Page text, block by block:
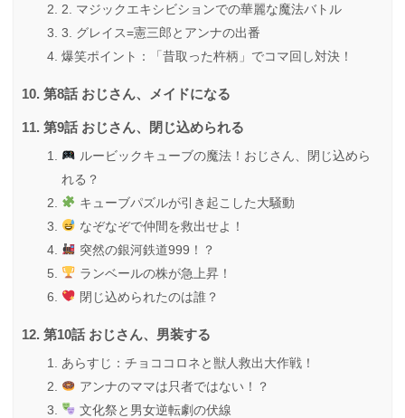
2. マジックエキシビションでの華麗な魔法バトル
3. グレイス=憲三郎とアンナの出番
爆笑ポイント：「昔取った杵柄」でコマ回し対決！
第8話 おじさん、メイドになる
第9話 おじさん、閉じ込められる
ルービックキューブの魔法！おじさん、閉じ込めら
れる？
キューブパズルが引き起こした大騒動
なぞなぞで仲間を救出せよ！
突然の銀河鉄道999！？
ランベールの株が急上昇！
閉じ込められたのは誰？
第10話 おじさん、男装する
あらすじ：チョココロネと獣人救出大作戦！
アンナのママは只者ではない！？
文化祭と男女逆転劇の伏線